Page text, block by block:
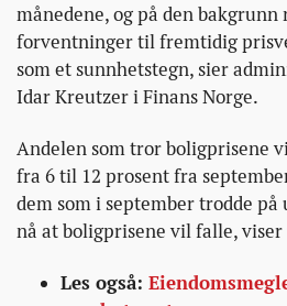
månedene, og på den bakgrunn
forventninger til fremtidig
som et sunnhetstegn, sier
Idar Kreutzer i Finans Norge.
Andelen som tror boligprisene
fra 6 til 12 prosent fra
dem som i september trodde
nå at boligprisene vil falle, viser
Les også: